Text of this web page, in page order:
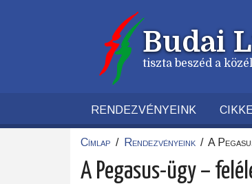
Budai
tiszta beszéd a
RENDEZVÉNYEINK
Címlap / Rendezvényeink / A
A Pegasus-ügy –